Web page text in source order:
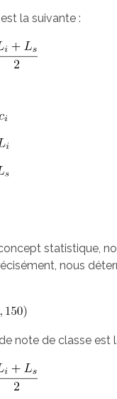
la suivante :
statistique,
nous
note de classe est